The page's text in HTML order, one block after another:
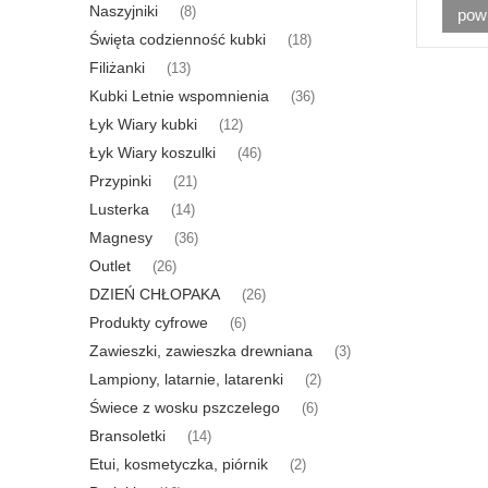
Naszyjniki (8)
Święta codzienność kubki (18)
Filiżanki (13)
Kubki Letnie wspomnienia (36)
Łyk Wiary kubki (12)
Łyk Wiary koszulki (46)
Przypinki (21)
Lusterka (14)
Magnesy (36)
Outlet (26)
DZIEŃ CHŁOPAKA (26)
Produkty cyfrowe (6)
Zawieszki, zawieszka drewniana (3)
Lampiony, latarnie, latarenki (2)
Świece z wosku pszczelego (6)
Bransoletki (14)
Etui, kosmetyczka, piórnik (2)